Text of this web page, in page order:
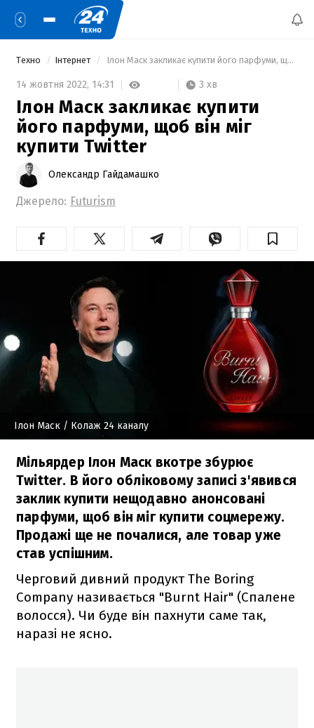
Техно Інтернет Ілон Маск закликає купити його парфуми, щоб він міг купити Twitter
14 жовтня 2022, 14:31 3 хв
Ілон Маск закликає купити
його парфуми, щоб він міг
купити Twitter
Олександр Гайдамашко
Джерело: Futurism
Ілон Маск / Колаж 24 каналу
Мільярдер Ілон Маск вкотре збурює
Twitter. В його обліковому записі з'явився
заклик купити нещодавно анонсовані
парфуми, щоб він міг купити соцмережу.
Продажі ще не почалися, але товар уже
став успішним.
Черговий дивний продукт The Boring
Company називається "Burnt Hair" (Спалене
волосся). Чи буде він пахнути саме так,
наразі не ясно.